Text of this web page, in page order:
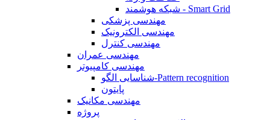
شبکه هوشمند - Smart Grid
مهندسی پزشکی
مهندسی الکترونیک
مهندسی کنترل
مهندسی عمران
مهندسی کامپیوتر
شناسایی الگو-Pattern recognition
پایتون
مهندسی مکانیک
پروژه